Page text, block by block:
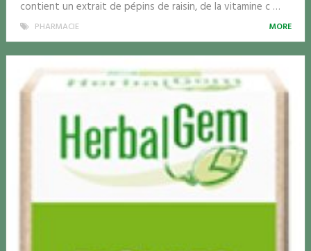
contient un extrait de pépins de raisin, de la vitamine c …
PHARMACIE MORE